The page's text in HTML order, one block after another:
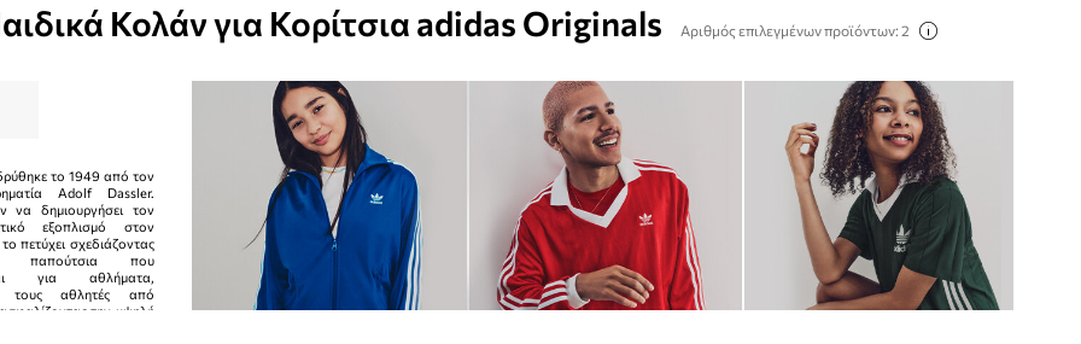
Κολάν για Κορίτσια adidas Originals Αριθμός επιλεγμένων προϊόντων: 2
το 1949 από τον
Adolf Dassler.
να δημιουργήσει τον
εξοπλισμό στον
πετύχει σχεδιάζοντας
παπούτσια που
για αθλήματα,
τους αθλητές από
την υψηλή